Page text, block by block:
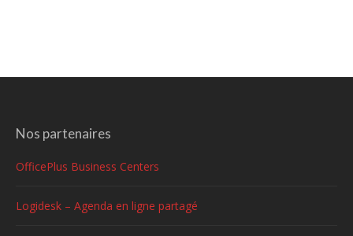
Nos partenaires
OfficePlus Business Centers
Logidesk – Agenda en ligne partagé